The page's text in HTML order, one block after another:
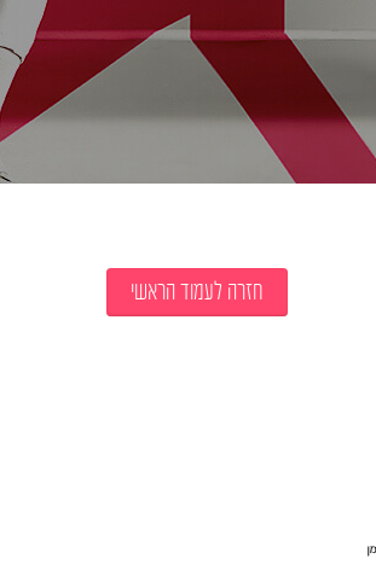
חזרה לעמוד הראשי